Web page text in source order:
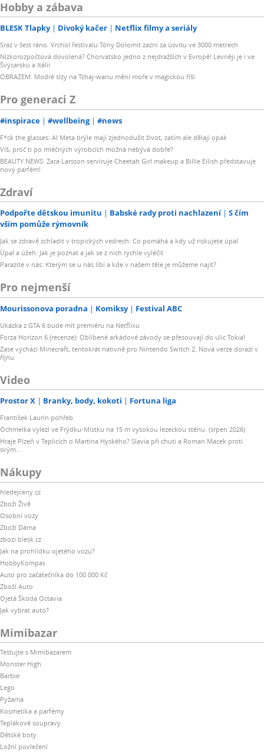
Hobby a zábava
BLESK Tlapky Divoký kačer Netflix filmy a seriály
Sraz v šest ráno. Vrchol festivalu Tóny Dolomit zazní za úsvitu ve 3000 metrech
Nízkorozpočtová dovolená? Chorvatsko jedno z nejdražších v Evropě! Levněji je i ve
Švýcarsku a Itálii
OBRAZEM: Modré slzy na Tchaj-wanu mění moře v magickou říši
Pro generaci Z
#inspirace #wellbeing #news
F*ck the glasses: AI Meta brýle mají zjednodušit život, zatím ale dělají opak
Víš, proč ti po mléčných výrobcích možná nebývá dobře?
BEAUTY NEWS: Zara Larsson servíruje Cheetah Girl makeup a Billie Eilish představuje
nový parfém!
Zdraví
Podpořte dětskou imunitu Babské rady proti nachlazení
S čím
vším pomůže rýmovník
Jak se zdravě zchladit v tropických vedrech: Co pomáhá a kdy už riskujete úpal
Úpal a úžeh: Jak je poznat a jak se z nich rychle vyléčit
Parazité v nás: Kterým se u nás líbí a kde v našem těle je můžeme najít?
Pro nejmenší
Mourissonova poradna Komiksy Festival ABC
Ukázka z GTA 6 bude mít premiéru na Netflixu
Forza Horizon 6 (recenze): Oblíbené arkádové závody se přesouvají do ulic Tokia!
Zase vychází Minecraft, tentokrát nativně pro Nintendo Switch 2. Nová verze dorazí v
říjnu
Video
Prostor X Branky, body, kokoti Fortuna liga
František Laurin pohřeb
Ochmelka vylezl ve Frýdku-Místku na 15 m vysokou lezeckou stěnu. (srpen 2026)
Hraje Plzeň v Teplicích o Martina Hyského? Slavia při chuti a Roman Macek proti
svým…
Nákupy
hledejceny.cz
Zboží Živě
Osobní vozy
Zboží Dáma
zbozi.blesk.cz
Jak na prohlídku ojetého vozu?
HobbyKompas
Auto pro začátečníka do 100 000 Kč
Zboží Auto
Ojetá Škoda Octavia
Jak vybrat auto?
Mimibazar
Testujte s Mimibazarem
Monster High
Barbie
Lego
Pyžama
Kosmetika a parfémy
Teplákové soupravy
Dětské boty
Ložní povlečení